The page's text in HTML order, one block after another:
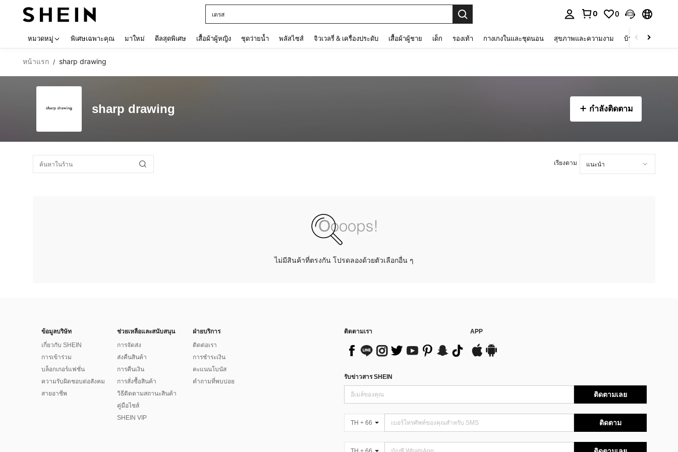
เดรส
0 0
หมวดหมู่ พิเศษเฉพาะคุณ มาใหม่ ดีลสุดพิเศษ เสื้อผ้าผู้หญิง ชุดว่ายน้ำ พลัสไซส์ จิวเวลรี่ & เครื่องประดับ เสื้อผ้าผู้ชาย เด็ก รองเท้า กางเกงในและชุดนอน สุขภาพและความงาม บ้านและที่อยู่อาศัย
หน้าแรก / sharp drawing
sharp drawing กำลังติดตาม
เรียงตาม
ไม่มีสินค้าที่ตรงกัน โปรดลองด้วยตัวเลือกอื่น ๆ
ข้อมูลบริษัท
เกี่ยวกับ SHEIN
การเข้าร่วม
บล็อกเกอร์แฟชั่น
ความรับผิดชอบต่อสังคม
สายอาชีพ
ช่วยเหลือและสนับสนุน
การจัดส่ง
ส่งคืนสินค้า
การคืนเงิน
การสั่งซื้อสินค้า
วิธีติดตามสถานะสินค้า
คู่มือไซส์
SHEIN VIP
ฝ่ายบริการ
ติดต่อเรา
การชำระเงิน
คะแนนโบนัส
คำถามที่พบบ่อย
ติดตามเรา APP
รับข่าวสาร SHEIN
ติดตามเลย
TH + 66 ติดตาม